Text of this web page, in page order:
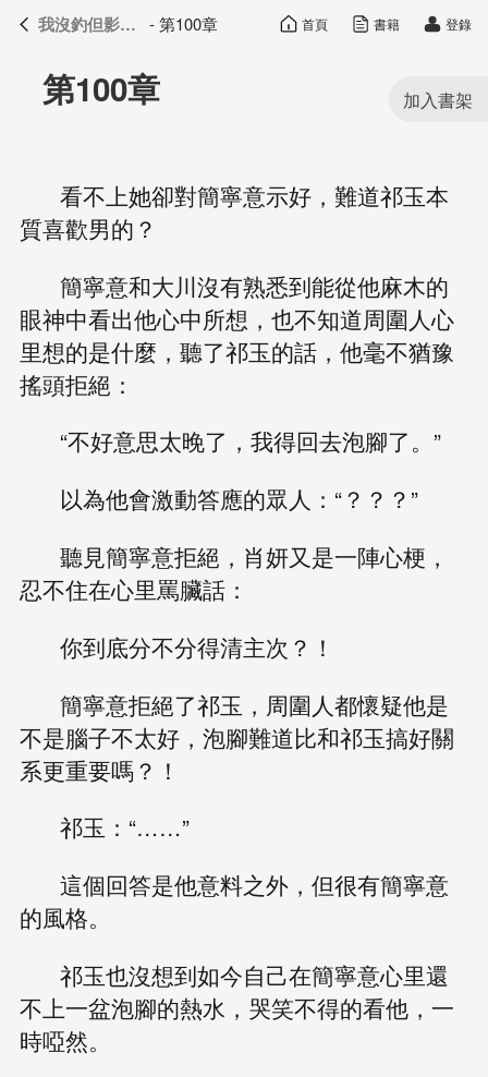
我沒釣但影帝真香了 目錄
第100章
看不上她卻對簡寧意示好，難道祁玉本
質喜歡男的？
簡寧意和大川沒有熟悉到能從他麻木的
眼神中看出他心中所想，也不知道周圍人心
里想的是什麼，聽了祁玉的話，他毫不猶豫
搖頭拒絕：
“不好意思太晚了，我得回去泡腳了。”
以為他會激動答應的眾人：“？？？”
聽見簡寧意拒絕，肖妍又是一陣心梗，
忍不住在心里罵臟話：
你到底分不分得清主次？！
簡寧意拒絕了祁玉，周圍人都懷疑他是
不是腦子不太好，泡腳難道比和祁玉搞好關
系更重要嗎？！
祁玉：“……”
這個回答是他意料之外，但很有簡寧意
的風格。
祁玉也沒想到如今自己在簡寧意心里還
不上一盆泡腳的熱水，哭笑不得的看他，一
時啞然。
我沒釣但影帝真香了 - 第100章 首頁 書籍 登錄